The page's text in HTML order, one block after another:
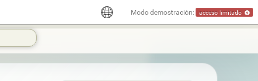
Modo demostración: acceso limitado